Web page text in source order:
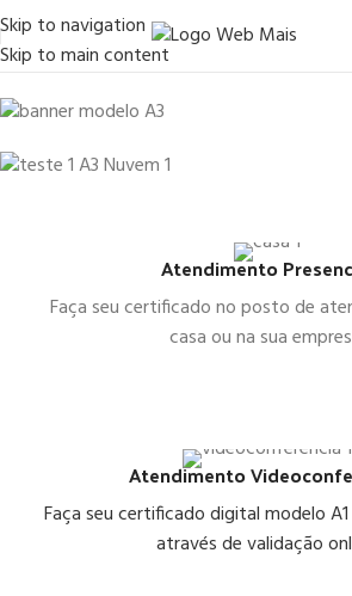
Skip to navigation
Skip to main content
PARA VOCê OU SUA EMPRESA
Certificado A1
COMPRAR AGORA
MÍDIA TOKEN OU CARTÃO
COMPRAR
Certificado armazenado
em NuvemAtendimento
Faça seu certificado no posto de
casa ou na sua
Atendimento
Faça seu certificado digital modelo
através de validação